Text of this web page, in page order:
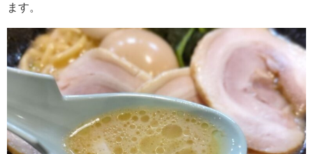
ます。